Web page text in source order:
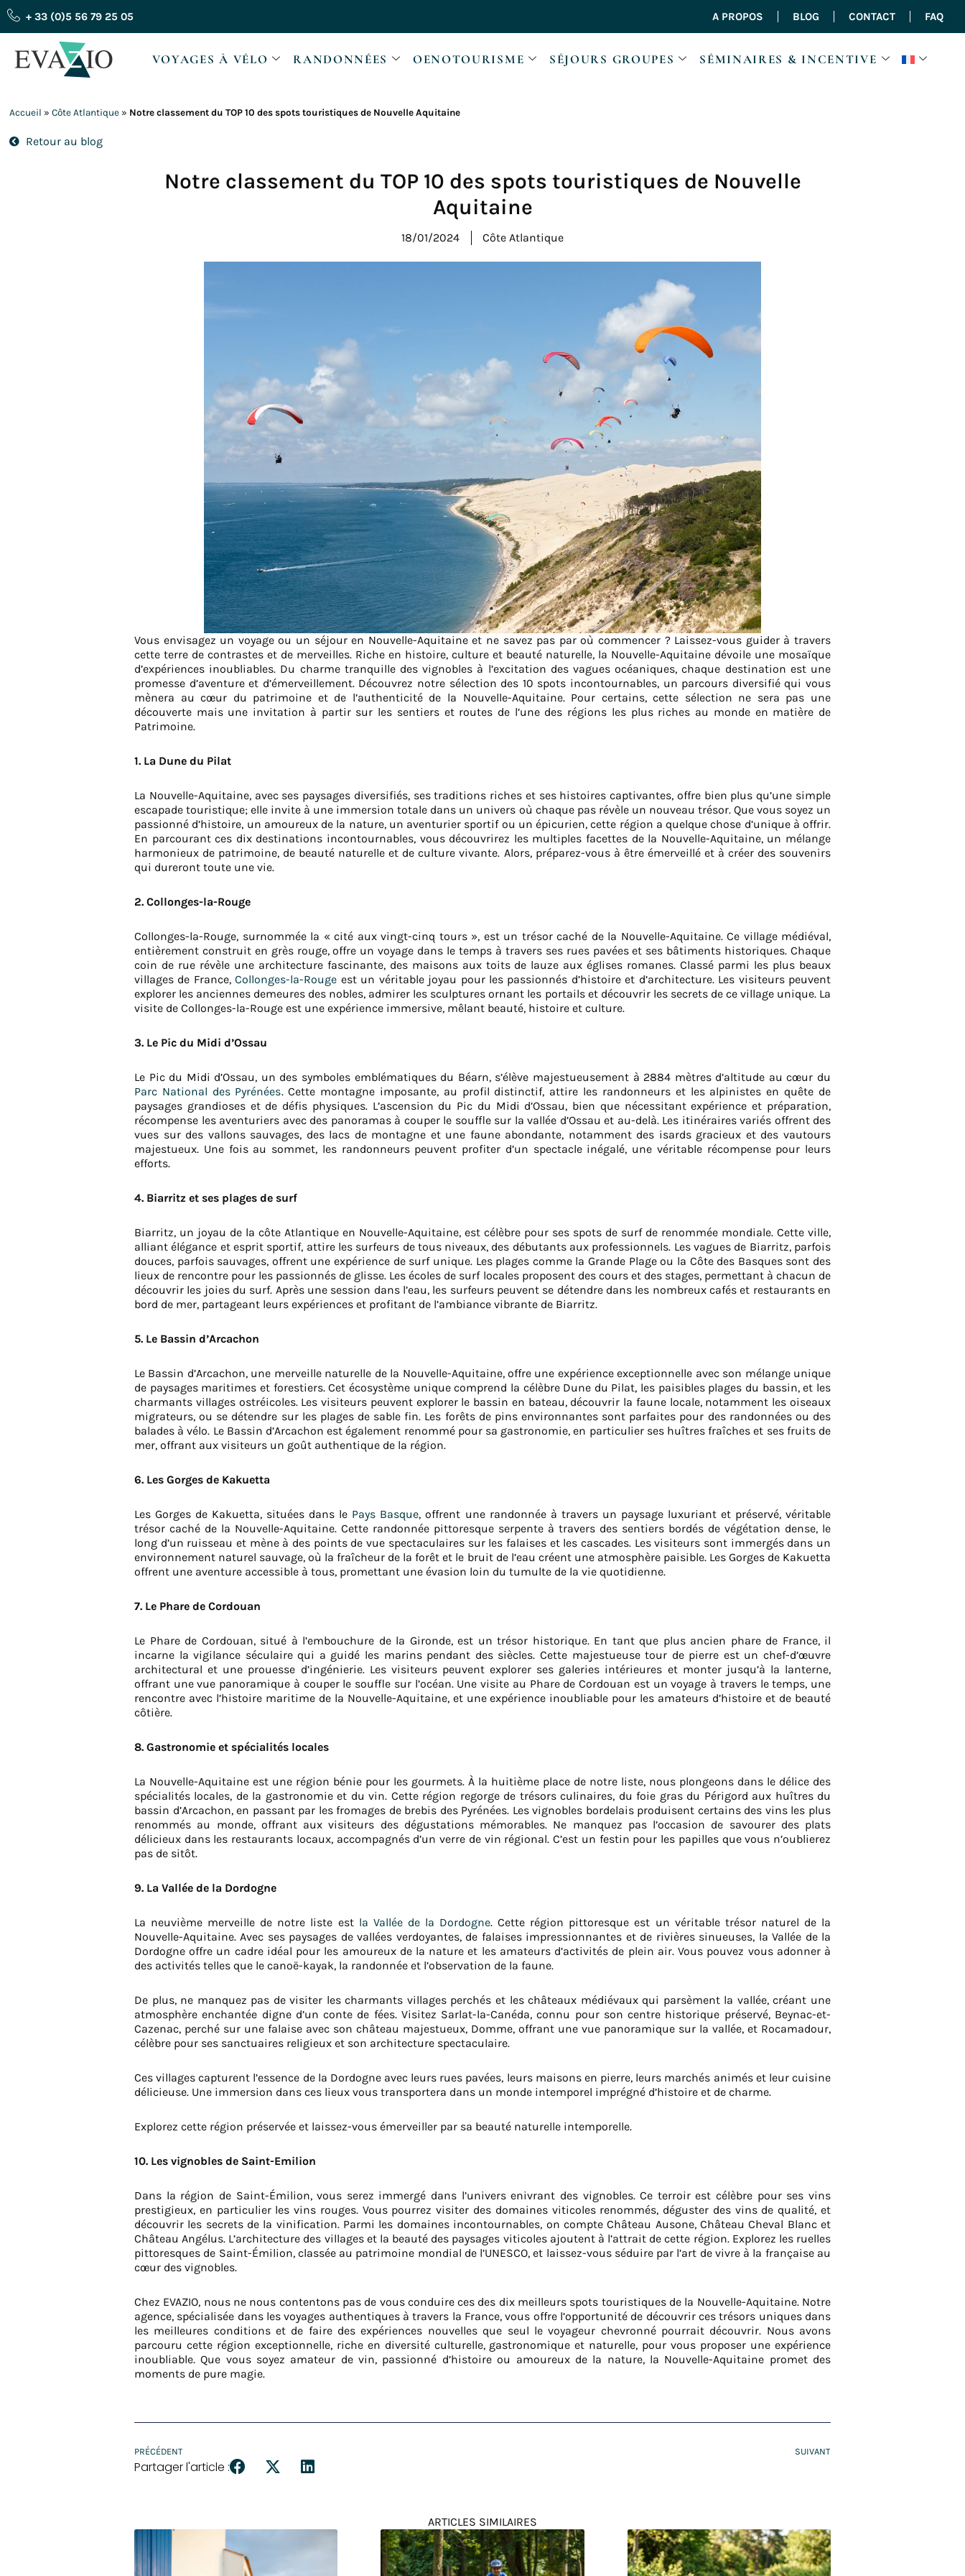
Aller
au
contenu
+ 33 (0)5 56 79 25 05 A PROPOS BLOG CONTACT FAQ
VOYAGES À VÉLO RANDONNÉES OENOTOURISME SÉJOURS GROUPES SÉMINAIRES & INCENTIVE
Accueil »Côte Atlantique » Notre classement du TOP 10 des spots touristiques de Nouvelle Aquitaine
Retour au blog
Notre classement du TOP 10 des spots touristiques de Nouvelle
Aquitaine
18/01/2024 Côte Atlantique
Vous envisagez un voyage ou un séjour en Nouvelle-Aquitaine et ne savez pas par où commencer ? Laissez-vous guider à travers
cette terre de contrastes et de merveilles. Riche en histoire, culture et beauté naturelle, la Nouvelle-Aquitaine dévoile une mosaïque
d’expériences inoubliables. Du charme tranquille des vignobles à l’excitation des vagues océaniques, chaque destination est une
promesse d’aventure et d’émerveillement. Découvrez notre sélection des 10 spots incontournables, un parcours diversifié qui vous
mènera au cœur du patrimoine et de l’authenticité de la Nouvelle-Aquitaine. Pour certains, cette sélection ne sera pas une
découverte mais une invitation à partir sur les sentiers et routes de l’une des régions les plus riches au monde en matière de
Patrimoine.
1. La Dune du Pilat
La Nouvelle-Aquitaine, avec ses paysages diversifiés, ses traditions riches et ses histoires captivantes, offre bien plus qu’une simple
escapade touristique; elle invite à une immersion totale dans un univers où chaque pas révèle un nouveau trésor. Que vous soyez un
passionné d’histoire, un amoureux de la nature, un aventurier sportif ou un épicurien, cette région a quelque chose d’unique à offrir.
En parcourant ces dix destinations incontournables, vous découvrirez les multiples facettes de la Nouvelle-Aquitaine, un mélange
harmonieux de patrimoine, de beauté naturelle et de culture vivante. Alors, préparez-vous à être émerveillé et à créer des souvenirs
qui dureront toute une vie.
2. Collonges-la-Rouge
Collonges-la-Rouge, surnommée la « cité aux vingt-cinq tours », est un trésor caché de la Nouvelle-Aquitaine. Ce village médiéval,
entièrement construit en grès rouge, offre un voyage dans le temps à travers ses rues pavées et ses bâtiments historiques. Chaque
coin de rue révèle une architecture fascinante, des maisons aux toits de lauze aux églises romanes. Classé parmi les plus beaux
villages de France,Collonges-la-Rouge est un véritable joyau pour les passionnés d’histoire et d’architecture. Les visiteurs peuvent
explorer les anciennes demeures des nobles, admirer les sculptures ornant les portails et découvrir les secrets de ce village unique. La
visite de Collonges-la-Rouge est une expérience immersive, mêlant beauté, histoire et culture.
3. Le Pic du Midi d’Ossau
Le Pic du Midi d’Ossau, un des symboles emblématiques du Béarn, s’élève majestueusement à 2884 mètres d’altitude au cœur du
Parc National des Pyrénées. Cette montagne imposante, au profil distinctif, attire les randonneurs et les alpinistes en quête de
paysages grandioses et de défis physiques. L’ascension du Pic du Midi d’Ossau, bien que nécessitant expérience et préparation,
récompense les aventuriers avec des panoramas à couper le souffle sur la vallée d’Ossau et au-delà. Les itinéraires variés offrent des
vues sur des vallons sauvages, des lacs de montagne et une faune abondante, notamment des isards gracieux et des vautours
majestueux. Une fois au sommet, les randonneurs peuvent profiter d’un spectacle inégalé, une véritable récompense pour leurs
efforts.
4. Biarritz et ses plages de surf
Biarritz, un joyau de la côte Atlantique en Nouvelle-Aquitaine, est célèbre pour ses spots de surf de renommée mondiale. Cette ville,
alliant élégance et esprit sportif, attire les surfeurs de tous niveaux, des débutants aux professionnels. Les vagues de Biarritz, parfois
douces, parfois sauvages, offrent une expérience de surf unique. Les plages comme la Grande Plage ou la Côte des Basques sont des
lieux de rencontre pour les passionnés de glisse. Les écoles de surf locales proposent des cours et des stages, permettant à chacun de
découvrir les joies du surf. Après une session dans l’eau, les surfeurs peuvent se détendre dans les nombreux cafés et restaurants en
bord de mer, partageant leurs expériences et profitant de l’ambiance vibrante de Biarritz.
5. Le Bassin d’Arcachon
Le Bassin d’Arcachon, une merveille naturelle de la Nouvelle-Aquitaine, offre une expérience exceptionnelle avec son mélange unique
de paysages maritimes et forestiers. Cet écosystème unique comprend la célèbre Dune du Pilat, les paisibles plages du bassin, et les
charmants villages ostréicoles. Les visiteurs peuvent explorer le bassin en bateau, découvrir la faune locale, notamment les oiseaux
migrateurs, ou se détendre sur les plages de sable fin. Les forêts de pins environnantes sont parfaites pour des randonnées ou des
balades à vélo. Le Bassin d’Arcachon est également renommé pour sa gastronomie, en particulier ses huîtres fraîches et ses fruits de
mer, offrant aux visiteurs un goût authentique de la région.
6. Les Gorges de Kakuetta
Les Gorges de Kakuetta, situées dans le Pays Basque, offrent une randonnée à travers un paysage luxuriant et préservé, véritable
trésor caché de la Nouvelle-Aquitaine. Cette randonnée pittoresque serpente à travers des sentiers bordés de végétation dense, le
long d’un ruisseau et mène à des points de vue spectaculaires sur les falaises et les cascades. Les visiteurs sont immergés dans un
environnement naturel sauvage, où la fraîcheur de la forêt et le bruit de l’eau créent une atmosphère paisible. Les Gorges de Kakuetta
offrent une aventure accessible à tous, promettant une évasion loin du tumulte de la vie quotidienne.
7. Le Phare de Cordouan
Le Phare de Cordouan, situé à l’embouchure de la Gironde, est un trésor historique. En tant que plus ancien phare de France, il
incarne la vigilance séculaire qui a guidé les marins pendant des siècles. Cette majestueuse tour de pierre est un chef-d’œuvre
architectural et une prouesse d’ingénierie. Les visiteurs peuvent explorer ses galeries intérieures et monter jusqu’à la lanterne,
offrant une vue panoramique à couper le souffle sur l’océan. Une visite au Phare de Cordouan est un voyage à travers le temps, une
rencontre avec l’histoire maritime de la Nouvelle-Aquitaine, et une expérience inoubliable pour les amateurs d’histoire et de beauté
côtière.
8. Gastronomie et spécialités locales
La Nouvelle-Aquitaine est une région bénie pour les gourmets. À la huitième place de notre liste, nous plongeons dans le délice des
spécialités locales, de la gastronomie et du vin. Cette région regorge de trésors culinaires, du foie gras du Périgord aux huîtres du
bassin d’Arcachon, en passant par les fromages de brebis des Pyrénées. Les vignobles bordelais produisent certains des vins les plus
renommés au monde, offrant aux visiteurs des dégustations mémorables. Ne manquez pas l’occasion de savourer des plats
délicieux dans les restaurants locaux, accompagnés d’un verre de vin régional. C’est un festin pour les papilles que vous n’oublierez
pas de sitôt.
9. La Vallée de la Dordogne
La neuvième merveille de notre liste est la Vallée de la Dordogne. Cette région pittoresque est un véritable trésor naturel de la
Nouvelle-Aquitaine. Avec ses paysages de vallées verdoyantes, de falaises impressionnantes et de rivières sinueuses, la Vallée de la
Dordogne offre un cadre idéal pour les amoureux de la nature et les amateurs d’activités de plein air. Vous pouvez vous adonner à
des activités telles que le canoë-kayak, la randonnée et l’observation de la faune.
De plus, ne manquez pas de visiter les charmants villages perchés et les châteaux médiévaux qui parsèment la vallée, créant une
atmosphère enchantée digne d’un conte de fées. Visitez Sarlat-la-Canéda, connu pour son centre historique préservé, Beynac-et-
Cazenac, perché sur une falaise avec son château majestueux, Domme, offrant une vue panoramique sur la vallée, et Rocamadour,
célèbre pour ses sanctuaires religieux et son architecture spectaculaire.
Ces villages capturent l’essence de la Dordogne avec leurs rues pavées, leurs maisons en pierre, leurs marchés animés et leur cuisine
délicieuse. Une immersion dans ces lieux vous transportera dans un monde intemporel imprégné d’histoire et de charme.
Explorez cette région préservée et laissez-vous émerveiller par sa beauté naturelle intemporelle.
10. Les vignobles de Saint-Emilion
Dans la région de Saint-Émilion, vous serez immergé dans l’univers enivrant des vignobles. Ce terroir est célèbre pour ses vins
prestigieux, en particulier les vins rouges. Vous pourrez visiter des domaines viticoles renommés, déguster des vins de qualité, et
découvrir les secrets de la vinification. Parmi les domaines incontournables, on compte Château Ausone, Château Cheval Blanc et
Château Angélus. L’architecture des villages et la beauté des paysages viticoles ajoutent à l’attrait de cette région. Explorez les ruelles
pittoresques de Saint-Émilion, classée au patrimoine mondial de l’UNESCO, et laissez-vous séduire par l’art de vivre à la française au
cœur des vignobles.
Chez EVAZIO, nous ne nous contentons pas de vous conduire ces des dix meilleurs spots touristiques de la Nouvelle-Aquitaine. Notre
agence, spécialisée dans les voyages authentiques à travers la France, vous offre l’opportunité de découvrir ces trésors uniques dans
les meilleures conditions et de faire des expériences nouvelles que seul le voyageur chevronné pourrait découvrir. Nous avons
parcouru cette région exceptionnelle, riche en diversité culturelle, gastronomique et naturelle, pour vous proposer une expérience
inoubliable. Que vous soyez amateur de vin, passionné d’histoire ou amoureux de la nature, la Nouvelle-Aquitaine promet des
moments de pure magie.
PRÉCÉDENT SUIVANT
Partager l'article :
ARTICLES SIMILAIRES